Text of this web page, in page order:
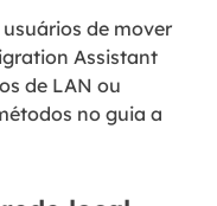
de mover
Assistant
de LAN ou
no guia a